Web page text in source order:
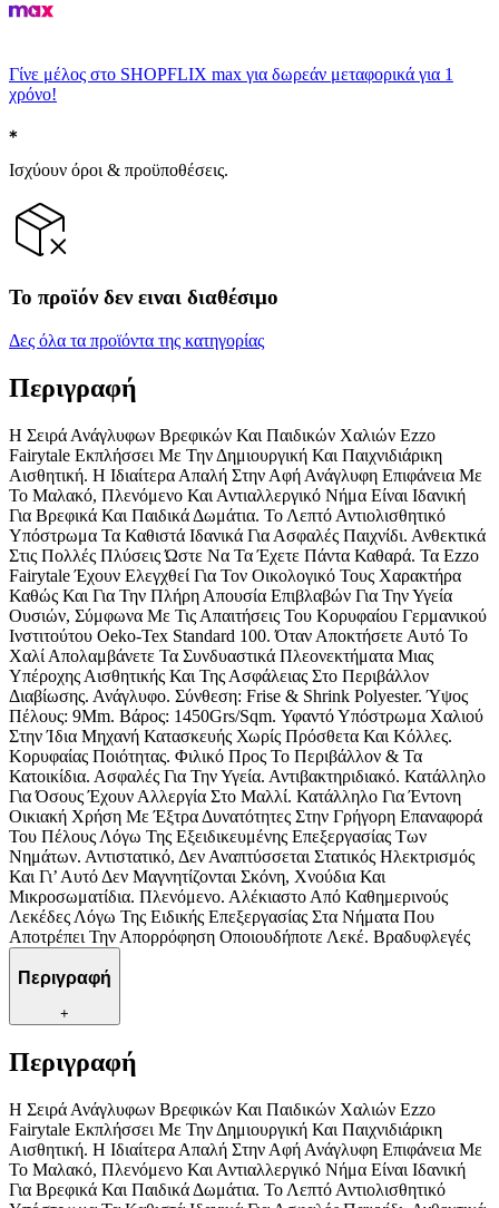
Γίνε μέλος στο SHOPFLIX max για δωρεάν μεταφορικά για 1
χρόνο!
Ισχύουν όροι & προϋποθέσεις.
Το προϊόν δεν ειναι διαθέσιμο
Δες όλα τα προϊόντα της κατηγορίας
Περιγραφή
Η Σειρά Ανάγλυφων Βρεφικών Και Παιδικών Χαλιών Ezzo
Fairytale Εκπλήσσει Με Την Δημιουργική Και Παιχνιδιάρικη
Αισθητική. Η Ιδιαίτερα Απαλή Στην Αφή Ανάγλυφη Επιφάνεια Με
Το Μαλακό, Πλενόμενο Και Αντιαλλεργικό Νήμα Είναι Ιδανική
Για Βρεφικά Και Παιδικά Δωμάτια. Το Λεπτό Αντιολισθητικό
Υπόστρωμα Τα Καθιστά Ιδανικά Για Ασφαλές Παιχνίδι. Ανθεκτικά
Στις Πολλές Πλύσεις Ώστε Να Τα Έχετε Πάντα Καθαρά. Τα Ezzo
Fairytale Έχουν Ελεγχθεί Για Τον Οικολογικό Τους Χαρακτήρα
Καθώς Και Για Την Πλήρη Απουσία Επιβλαβών Για Την Υγεία
Ουσιών, Σύμφωνα Με Τις Απαιτήσεις Του Κορυφαίου Γερμανικού
Ινστιτούτου Oeko-Tex Standard 100. Όταν Αποκτήσετε Αυτό Το
Χαλί Απολαμβάνετε Τα Συνδυαστικά Πλεονεκτήματα Μιας
Υπέροχης Αισθητικής Και Της Ασφάλειας Στο Περιβάλλον
Διαβίωσης. Ανάγλυφο. Σύνθεση: Frise & Shrink Polyester. Ύψος
Πέλους: 9Mm. Βάρος: 1450Grs/Sqm. Υφαντό Υπόστρωμα Χαλιού
Στην Ίδια Μηχανή Κατασκευής Χωρίς Πρόσθετα Και Κόλλες.
Κορυφαίας Ποιότητας. Φιλικό Προς Το Περιβάλλον & Τα
Κατοικίδια. Ασφαλές Για Την Υγεία. Αντιβακτηριδιακό. Κατάλληλο
Για Όσους Έχουν Αλλεργία Στο Μαλλί. Κατάλληλο Για Έντονη
Οικιακή Χρήση Με Έξτρα Δυνατότητες Στην Γρήγορη Επαναφορά
Του Πέλους Λόγω Της Εξειδικευμένης Επεξεργασίας Των
Νημάτων. Αντιστατικό, Δεν Αναπτύσσεται Στατικός Ηλεκτρισμός
Και Γι’ Αυτό Δεν Μαγνητίζονται Σκόνη, Χνούδια Και
Μικροσωματίδια. Πλενόμενο. Αλέκιαστο Από Καθημερινούς
Λεκέδες Λόγω Της Ειδικής Επεξεργασίας Στα Νήματα Που
Αποτρέπει Την Απορρόφηση Οποιουδήποτε Λεκέ. Βραδυφλεγές
Περιγραφή
+
Περιγραφή
Η Σειρά Ανάγλυφων Βρεφικών Και Παιδικών Χαλιών Ezzo
Fairytale Εκπλήσσει Με Την Δημιουργική Και Παιχνιδιάρικη
Αισθητική. Η Ιδιαίτερα Απαλή Στην Αφή Ανάγλυφη Επιφάνεια Με
Το Μαλακό, Πλενόμενο Και Αντιαλλεργικό Νήμα Είναι Ιδανική
Για Βρεφικά Και Παιδικά Δωμάτια. Το Λεπτό Αντιολισθητικό